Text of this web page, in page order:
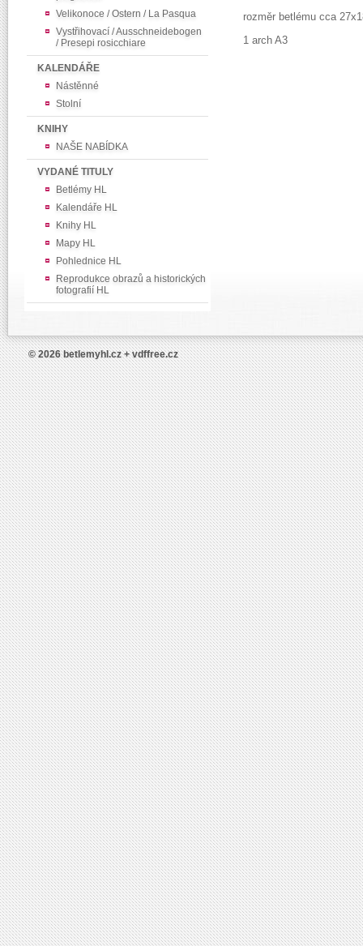
Velikonoce / Ostern / La Pasqua
Vystřihovací / Ausschneidebogen
/ Presepi rosicchiare
KALENDÁŘE
Nástěnné
Stolní
KNIHY
NAŠE NABÍDKA
VYDANÉ TITULY
Betlémy HL
Kalendáře HL
Knihy HL
Mapy HL
Pohlednice HL
Reprodukce obrazů a historických
fotografií HL
rozměr betlému cca
1 arch A3
© 2026 betlemyhl.cz + vdffree.cz